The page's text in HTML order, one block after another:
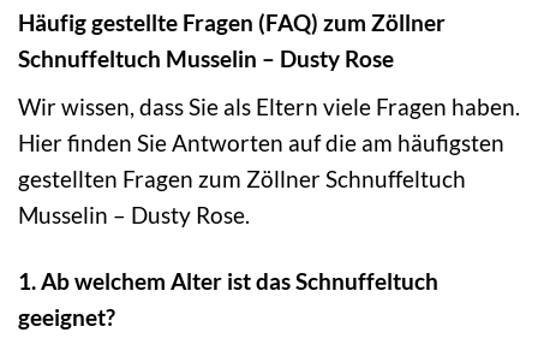
Häufig gestellte Fragen (FAQ) zum Zöllner
Schnuffeltuch Musselin – Dusty Rose
Wir wissen, dass Sie als Eltern viele Fragen haben.
Hier finden Sie Antworten auf die am häufigsten
gestellten Fragen zum Zöllner Schnuffeltuch
Musselin – Dusty Rose.
1. Ab welchem Alter ist das Schnuffeltuch
geeignet?